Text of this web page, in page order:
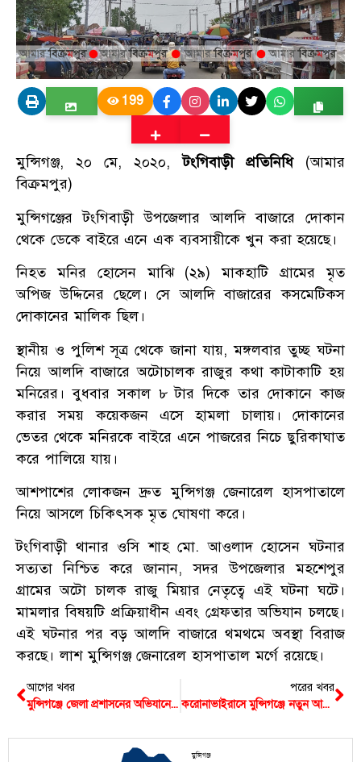
199
মুন্সিগঞ্জ, ২০ মে, ২০২০,টংগিবাড়ী প্রতিনিধি(আমার
বিক্রমপুর)
মুন্সিগঞ্জের টংগিবাড়ী উপজেলার আলদি বাজারে দোকান
থেকে ডেকে বাইরে এনে এক ব্যবসায়ীকে খুন করা হয়েছে।
নিহত মনির হোসেন মাঝি (২৯) মাকহাটি গ্রামের মৃত
অপিজ উদ্দিনের ছেলে। সে আলদি বাজারের কসমেটিকস
দোকানের মালিক ছিল।
স্থানীয় ও পুলিশ সূত্র থেকে জানা যায়, মঙ্গলবার তুচ্ছ ঘটনা
নিয়ে আলদি বাজারে অটোচালক রাজুর কথা কাটাকাটি হয়
মনিরের। বুধবার সকাল ৮ টার দিকে তার দোকানে কাজ
করার সময় কয়েকজন এসে হামলা চালায়। দোকানের
ভেতর থেকে মনিরকে বাইরে এনে পাজরের নিচে ছুরিকাঘাত
করে পালিয়ে যায়।
আশপাশের লোকজন দ্রুত মুন্সিগঞ্জ জেনারেল হাসপাতালে
নিয়ে আসলে চিকিৎসক মৃত ঘোষণা করে।
টংগিবাড়ী থানার ওসি শাহ মো. আওলাদ হোসেন ঘটনার
সত্যতা নিশ্চিত করে জানান, সদর উপজেলার মহশেপুর
গ্রামের অটো চালক রাজু মিয়ার নেতৃত্বে এই ঘটনা ঘটে।
মামলার বিষয়টি প্রক্রিয়াধীন এবং গ্রেফতার অভিযান চলছে।
এই ঘটনার পর বড় আলদি বাজারে থমথমে অবস্থা বিরাজ
করছে। লাশ মুন্সিগঞ্জ জেনারেল হাসপাতাল মর্গে রয়েছে।
আগের খবর
মুন্সিগঞ্জে জেলা প্রশাসনের অভিযানে ১ লাখ ৩২ হাজার টাকা জরিমানা
পরের খবর
করোনাভাইরাসে মুন্সিগঞ্জে নতুন আক্রান্ত ১৭ জন সহ মোট ৪৬০
মুন্সিগঞ্জ